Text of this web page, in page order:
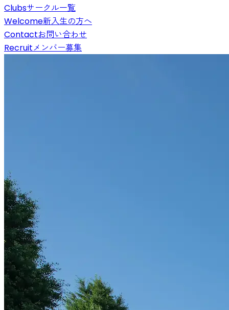
Clubsサークル一覧
Welcome新入生の方へ
Contactお問い合わせ
Recruitメンバー募集